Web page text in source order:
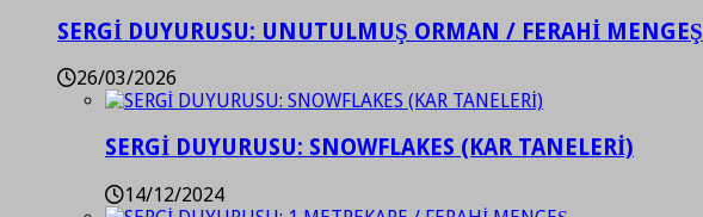
SERGİ DUYURUSU: UNUTULMUŞ ORMAN / FERAHİ MENGEŞ
26/03/2026
SERGİ DUYURUSU: SNOWFLAKES (KAR TANELERİ)
14/12/2024